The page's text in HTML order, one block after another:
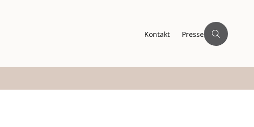
Kontakt Presse